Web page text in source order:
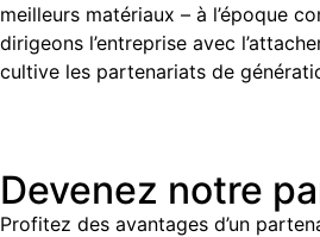
meilleurs matériaux – à l’époque
dirigeons l’entreprise avec
cultive les partenariats de
Devenez notre
Profitez des avantages d’un